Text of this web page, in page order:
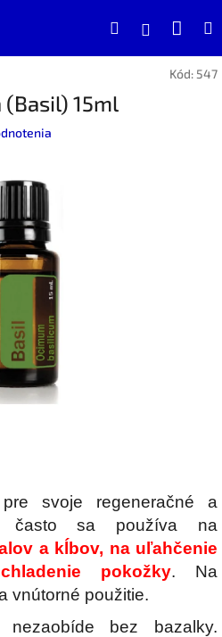
Hľadať
Kód: 547
(Basil) 15ml
svoje regeneračné a
často sa používa na
a kĺbov, na uľahčenie
pokožky. Na
vnútorné použitie.
bez bazalky.